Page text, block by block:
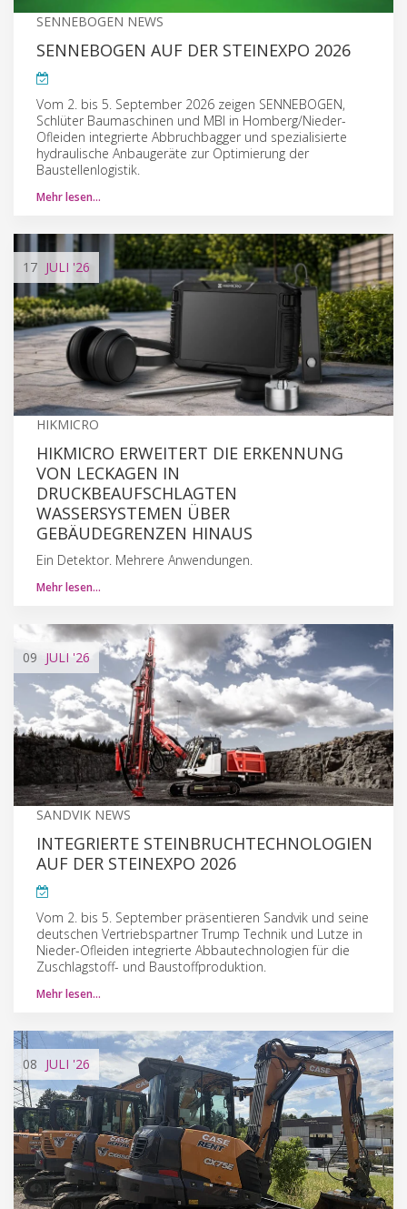
SENNEBOGEN NEWS
SENNEBOGEN AUF DER STEINEXPO 2026
Vom 2. bis 5. September 2026 zeigen SENNEBOGEN,
Schlüter Baumaschinen und MBI in Homberg/Nieder-
Ofleiden integrierte Abbruchbagger und spezialisierte
hydraulische Anbaugeräte zur Optimierung der
Baustellenlogistik.
Mehr lesen…
17 JULI '26
HIKMICRO
HIKMICRO ERWEITERT DIE ERKENNUNG
VON LECKAGEN IN
DRUCKBEAUFSCHLAGTEN
WASSERSYSTEMEN ÜBER
GEBÄUDEGRENZEN HINAUS
Ein Detektor. Mehrere Anwendungen.
Mehr lesen…
09 JULI '26
SANDVIK NEWS
INTEGRIERTE STEINBRUCHTECHNOLOGIEN
AUF DER STEINEXPO 2026
Vom 2. bis 5. September präsentieren Sandvik und seine
deutschen Vertriebspartner Trump Technik und Lutze in
Nieder-Ofleiden integrierte Abbautechnologien für die
Zuschlagstoff- und Baustoffproduktion.
Mehr lesen…
08 JULI '26